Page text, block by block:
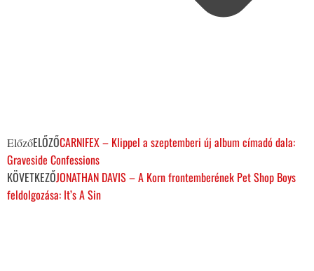
ElőzőELŐZŐCARNIFEX – Klippel a szeptemberi új album címadó dala:
Graveside Confessions
KÖVETKEZŐJONATHAN DAVIS – A Korn frontemberének Pet Shop Boys
feldolgozása: It’s A Sin